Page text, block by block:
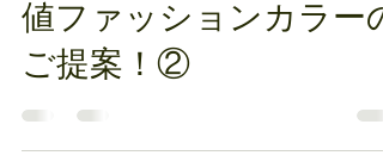
「ルシス」で、高付加価
値ファッションカラーの
ご提案！②